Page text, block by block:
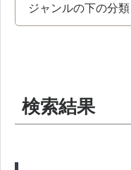
ジャンルの下の分
検索結果